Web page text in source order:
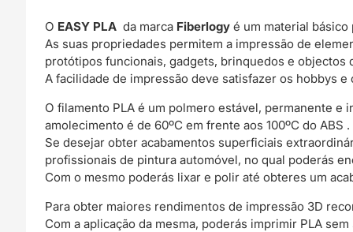
O EASY PLA da marca Fiberlogy é um material
As suas propriedades permitem a impressão de
protótipos funcionais, gadgets, brinquedos e objectos
A facilidade de impressão deve satisfazer os hobbys
O filamento PLA é um polmero estável, permanente e
amolecimento é de 60ºC em frente aos 100ºC do ABS .
Se desejar obter acabamentos superficiais
profissionais de pintura automóvel, no qual poderás
Com o mesmo poderás lixar e polir até obteres um
Para obter maiores rendimentos de impressão 3D
Com a aplicação da mesma, poderás imprimir PLA